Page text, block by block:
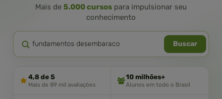
Mais de 5.000 cursos para impulsionar seu
conhecimento
Buscar
4,8 de 5
Mais de 89 mil avaliações
10 milhões+
Alunos em todo o Brasil